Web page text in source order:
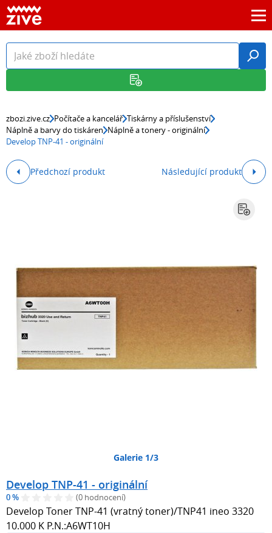
zbozi.zive.cz Počítače a kancelář Tiskárny a příslušenství
Náplně a barvy do tiskáren Náplně a tonery - originální
Develop TNP-41 - originální
Předchozí produkt Následující produkt
Galerie 1/3
Develop TNP-41 - originální
0 % (0 hodnocení)
Develop Toner TNP-41 (vratný toner)/TNP41 ineo 3320
10.000 K P.N.:A6WT10H